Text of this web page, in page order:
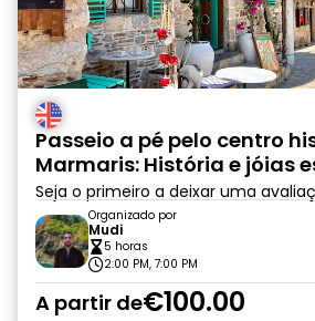
Passeio a pé pelo centro
Marmaris: História e jóias
Seja o primeiro a deixar uma
Organizado por
Mudi
5 horas
2:00 PM, 7:00 PM
A partir de€100.00